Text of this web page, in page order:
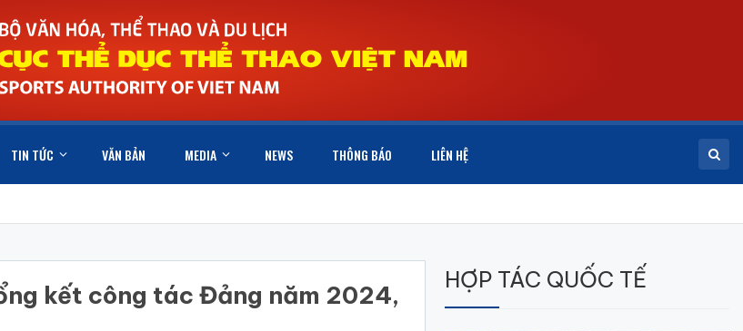
TIN TỨC VĂN BẢN MEDIA NEWS THÔNG BÁO LIÊN HỆ
kết công tác Đảng năm 2024,
HỢP TÁC QUỐC TẾ